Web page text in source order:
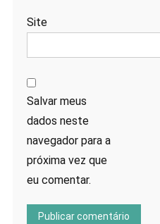
Site
Salvar meus
dados neste
navegador para a
próxima vez que
eu comentar.